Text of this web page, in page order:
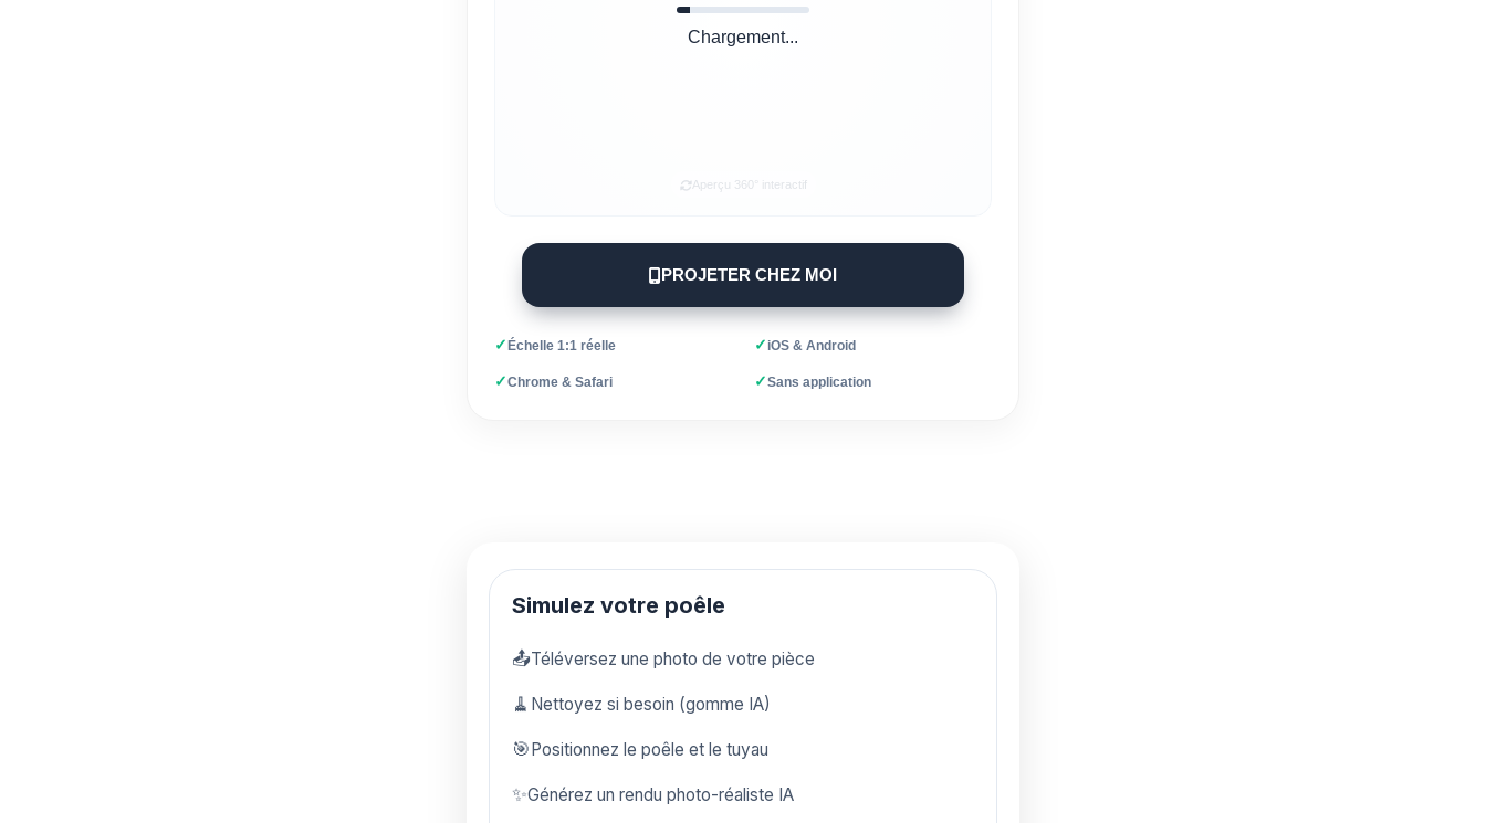
Chargement...
Aperçu 360° interactif
PROJETER CHEZ MOI
✓Échelle 1:1 réelle ✓iOS & Android
✓Chrome & Safari ✓Sans application
Simulez votre poêle
📤Téléversez une photo de votre pièce
🧹 Nettoyez si besoin (gomme IA)
🎯Positionnez le poêle et le tuyau
✨Générez un rendu photo-réaliste IA